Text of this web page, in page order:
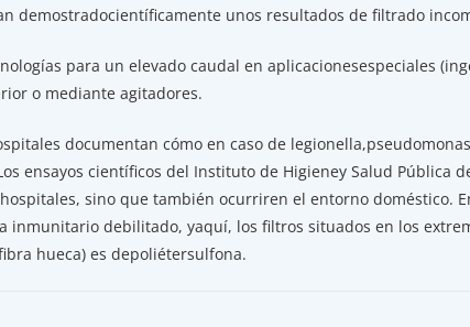
demostradocientíficamente unos resultados de filtrado
para un elevado caudal en aplicacionesespeciales
o mediante agitadores.
documentan cómo en caso de
ensayos científicos del Instituto de Higieney Salud Pública
sino que también ocurriren el entorno doméstico.
inmunitario debilitado, yaquí, los filtros situados en los
hueca) es depoliétersulfona.